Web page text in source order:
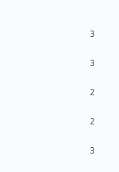
3
3
2
2
3